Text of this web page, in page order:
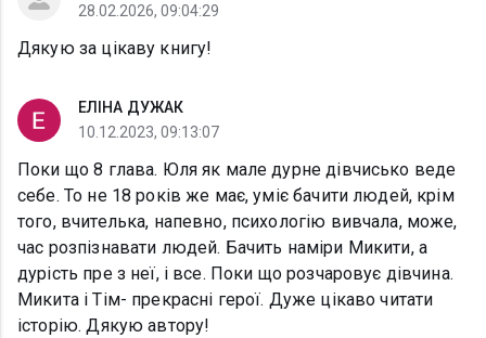
28.02.2026, 09:04:29
Дякую за цікаву книгу!
ЕЛІНА ДУЖАК
10.12.2023, 09:13:07
Поки що 8 глава. Юля як мале дурне дівчисько веде
себе. То не 18 років же має, уміє бачити людей, крім
того, вчителька, напевно, психологію вивчала, може,
час розпізнавати людей. Бачить наміри Микити, а
дурість пре з неї, і все. Поки що розчаровує дівчина.
Микита і Тім- прекрасні герої. Дуже цікаво читати
історію. Дякую автору!